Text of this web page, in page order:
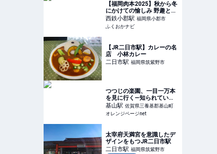
【福岡肉本2025】秋から冬
にかけての愉しみ 野趣と滋
味溢れる天然鴨『さとう別
荘』｜小郡市 | ふくおかナ
西鉄小郡駅 福岡県小郡市
ふくおかナビ
【JR二日市駅】カレーの名
店 小林カレー
二日市駅 福岡県筑紫野市
つつじの楽園、一目一万本
を見に行く—知られていな
い隠れスポット「大興善
寺」 | オレンジページnet
基山駅 佐賀県三養基郡基山町
オレンジページnet
太宰府天満宮を意識したデ
ザインをもつJR二日市駅
二日市駅 福岡県筑紫野市